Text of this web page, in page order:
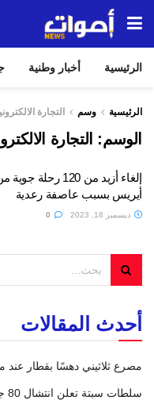
الرئيسية أخبار وطنية
الرئيسية وسم التجارة
الوسم: التجارة
إلغاء أزيد من 120
أيريس بسبب عاصفة رعدية
ديسمبر 18, 2023
أحدث المقالات
مصرع ثلاثيني دهسًا بقطار عند
سلطات سبتة تعلن انتشال 80 جثة وتحديد هوية أربعة ضحايا